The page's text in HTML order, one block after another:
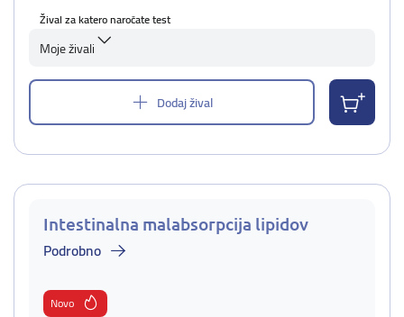
Žival za katero naročate test
Moje živali
Dodaj žival
Intestinalna malabsorpcija lipidov
Podrobno
Novo